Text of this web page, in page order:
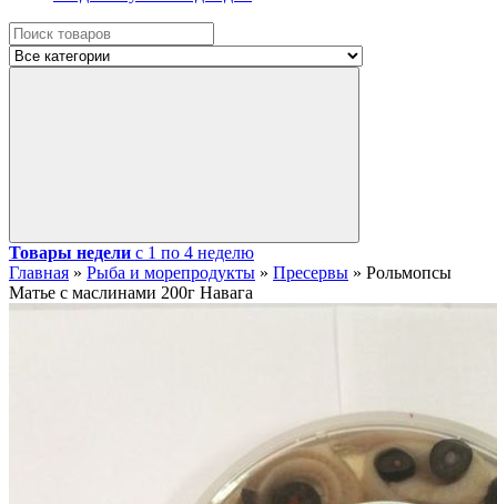
Товары недели с 1 по 4 неделю
Главная » Рыба и морепродукты » Пресервы » Рольмопсы
Матье с маслинами 200г Навага